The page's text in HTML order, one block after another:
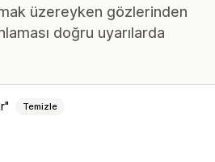
üzereyken gözlerinden
doğru uyarılarda
Temizle